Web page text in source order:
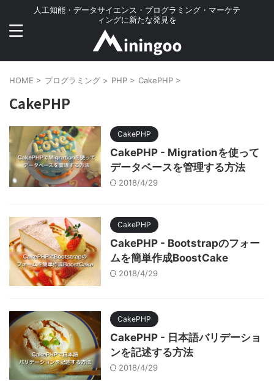
人工知能・データサイエンス・プログラミング・マーケテ
ィングに新たな発見を
HOME > プログラミング > PHP > CakePHP >
CakePHP
CakePHP
CakePHP - Migrationを使って
データベースを管理する方法
2018/4/29
CakePHP
CakePHP - Bootstrapのフォー
ムを簡単作成BoostCake
2018/4/29
CakePHP
CakePHP - 日本語バリデーショ
ンを記述する方法
2018/4/29